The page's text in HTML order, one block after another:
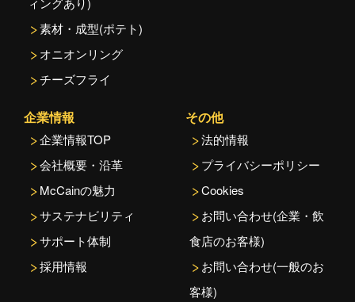
素材・成型(ポテト)
オニオンリング
チーズフライ
企業情報
企業情報TOP
会社概要・沿革
McCainの魅力
サステナビリティ
サポート体制
採用情報
その他
法的情報
プライバシーポリシー
Cookies
お問い合わせ(企業・飲
食店のお客様)
お問い合わせ(一般のお
客様)